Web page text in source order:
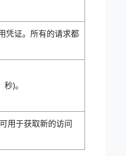
凭证。所有的请求都
秒)。
用于获取新的访问